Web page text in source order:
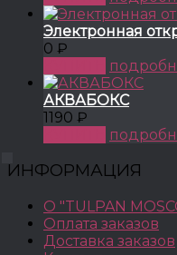
Электронная
0 ₽
АКВАБОКС
1190 ₽
ИНФОРМАЦИЯ
О "TULPAN
Оплата заказов
Доставка заказов